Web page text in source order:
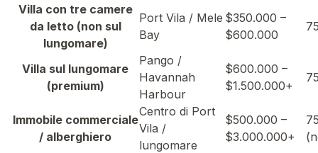
Villa con tre camere
da letto (non sul
lungomare)
Port Vila / Mele
Bay
$350.000 –
$600.000
Villa sul lungomare
(premium)
Pango /
Havannah
Harbour
$600.000 –
$1.500.000+
Immobile commerciale
/ alberghiero
Centro di Port
Vila /
lungomare
$500.000 –
$3.000.000+